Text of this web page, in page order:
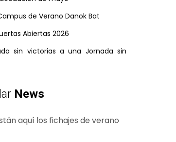
de Verano Danok Bat
Abiertas 2026
sin victorias a una Jornada sin
News
aquí los fichajes de verano